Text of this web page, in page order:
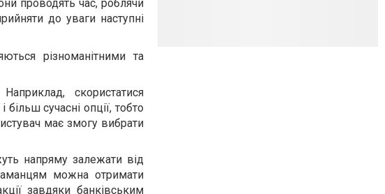
проводять час, роблячи
до уваги наступні
різноманітними та
скористатися
сучасні опції, тобто
має змогу вибрати
напряму залежати від
можна отримати
завдяки банківським